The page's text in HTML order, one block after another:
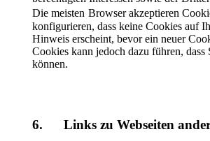
Die meisten Browser akzeptieren
konfigurieren, dass keine Cookies auf
Hinweis erscheint, bevor ein neuer
Cookies kann jedoch dazu führen,
können.
6. Links zu Webseiten